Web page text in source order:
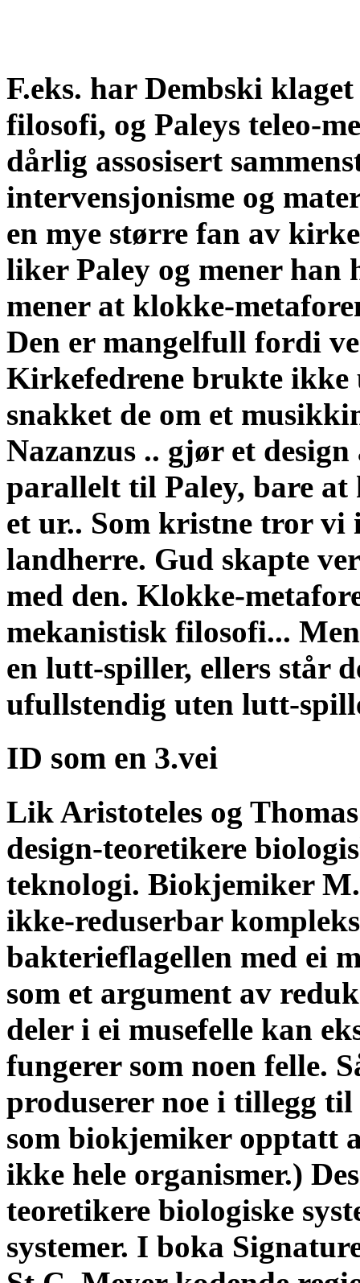
F.eks. har Dembski
filosofi, og Paleys teleo-
dårlig assosisert
intervensjonisme og
en mye større fan av
liker Paley og mener han
mener at klokke-
Den er mangelfull fordi
Kirkefedrene brukte ikke
snakket de om et
Nazanzus .. gjør et
parallelt til Paley, bare
et ur.. Som kristne tror
landherre. Gud skapte
med den. Klokke-
mekanistisk filosofi...
en lutt-spiller, ellers står
ufullstendig uten lutt-
ID som en 3.vei
Lik Aristoteles og
design-teoretikere
teknologi. Biokjemiker
ikke-reduserbar
bakterieflagellen med ei
som et argument av
deler i ei musefelle kan
fungerer som noen felle.
produserer noe i tillegg til
som biokjemiker opptatt
ikke hele organismer.)
teoretikere biologiske
systemer. I boka